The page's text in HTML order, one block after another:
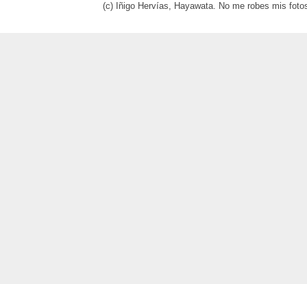
(c) Iñigo Hervías, Hayawata. No me robes mis